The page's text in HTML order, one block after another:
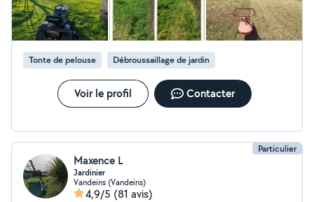
Tonte de pelouse Débroussaillage de jardin
Voir le profil Contacter
Particulier
Maxence L
Jardinier
Vandeins (Vandeins)
4,9/5 (81 avis)